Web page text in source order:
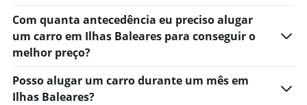
Com quanta antecedência eu preciso alugar
um carro em Ilhas Baleares para conseguir o
melhor preço?
Posso alugar um carro durante um mês em
Ilhas Baleares?